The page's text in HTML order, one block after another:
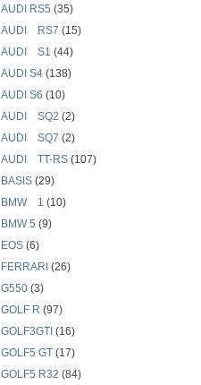
AUDI RS5 (35)
AUDI RS7 (15)
AUDI S1 (44)
AUDI S4(138)
AUDI S6 (10)
AUDI SQ2 (2)
AUDI SQ7 (2)
AUDI TT-RS(107)
BASIS(29)
BMW 1 (10)
BMW 5 (9)
EOS(6)
FERRARI (26)
G550(3)
GOLF R (97)
GOLF3GTI (16)
GOLF5 GT(17)
GOLF5 R32 (84)